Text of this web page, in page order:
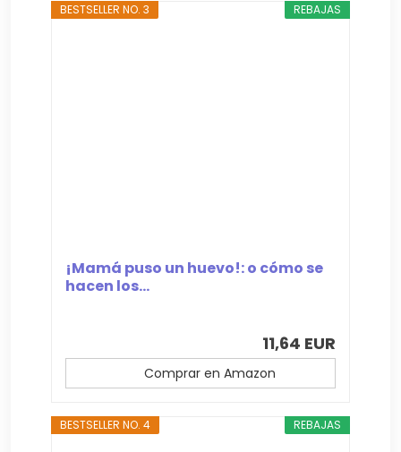
REBAJAS
BESTSELLER NO. 3
¡Mamá puso un huevo!: o cómo se
hacen los...
11,64 EUR
Comprar en Amazon
REBAJAS
BESTSELLER NO. 4